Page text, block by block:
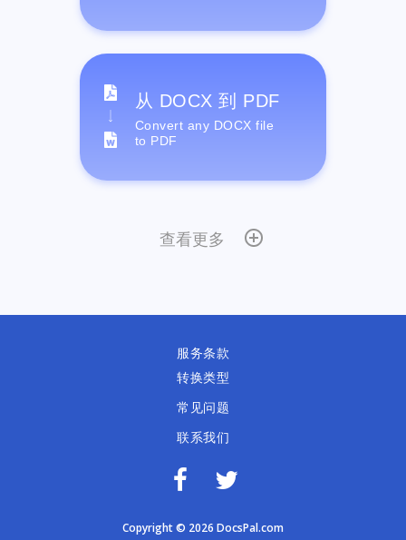
从 DOCX 到 PDF
Convert any DOCX file
to PDF
查看更多
服务条款
转换类型
常见问题
联系我们
Copyright © 2026 DocsPal.com